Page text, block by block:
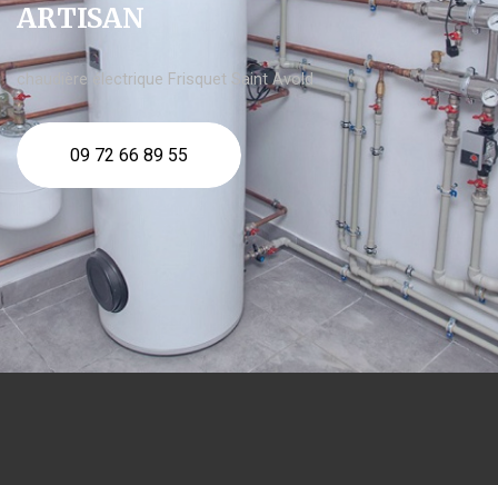
ARTISAN
chaudière électrique Frisquet Saint Avold
09 72 66 89 55